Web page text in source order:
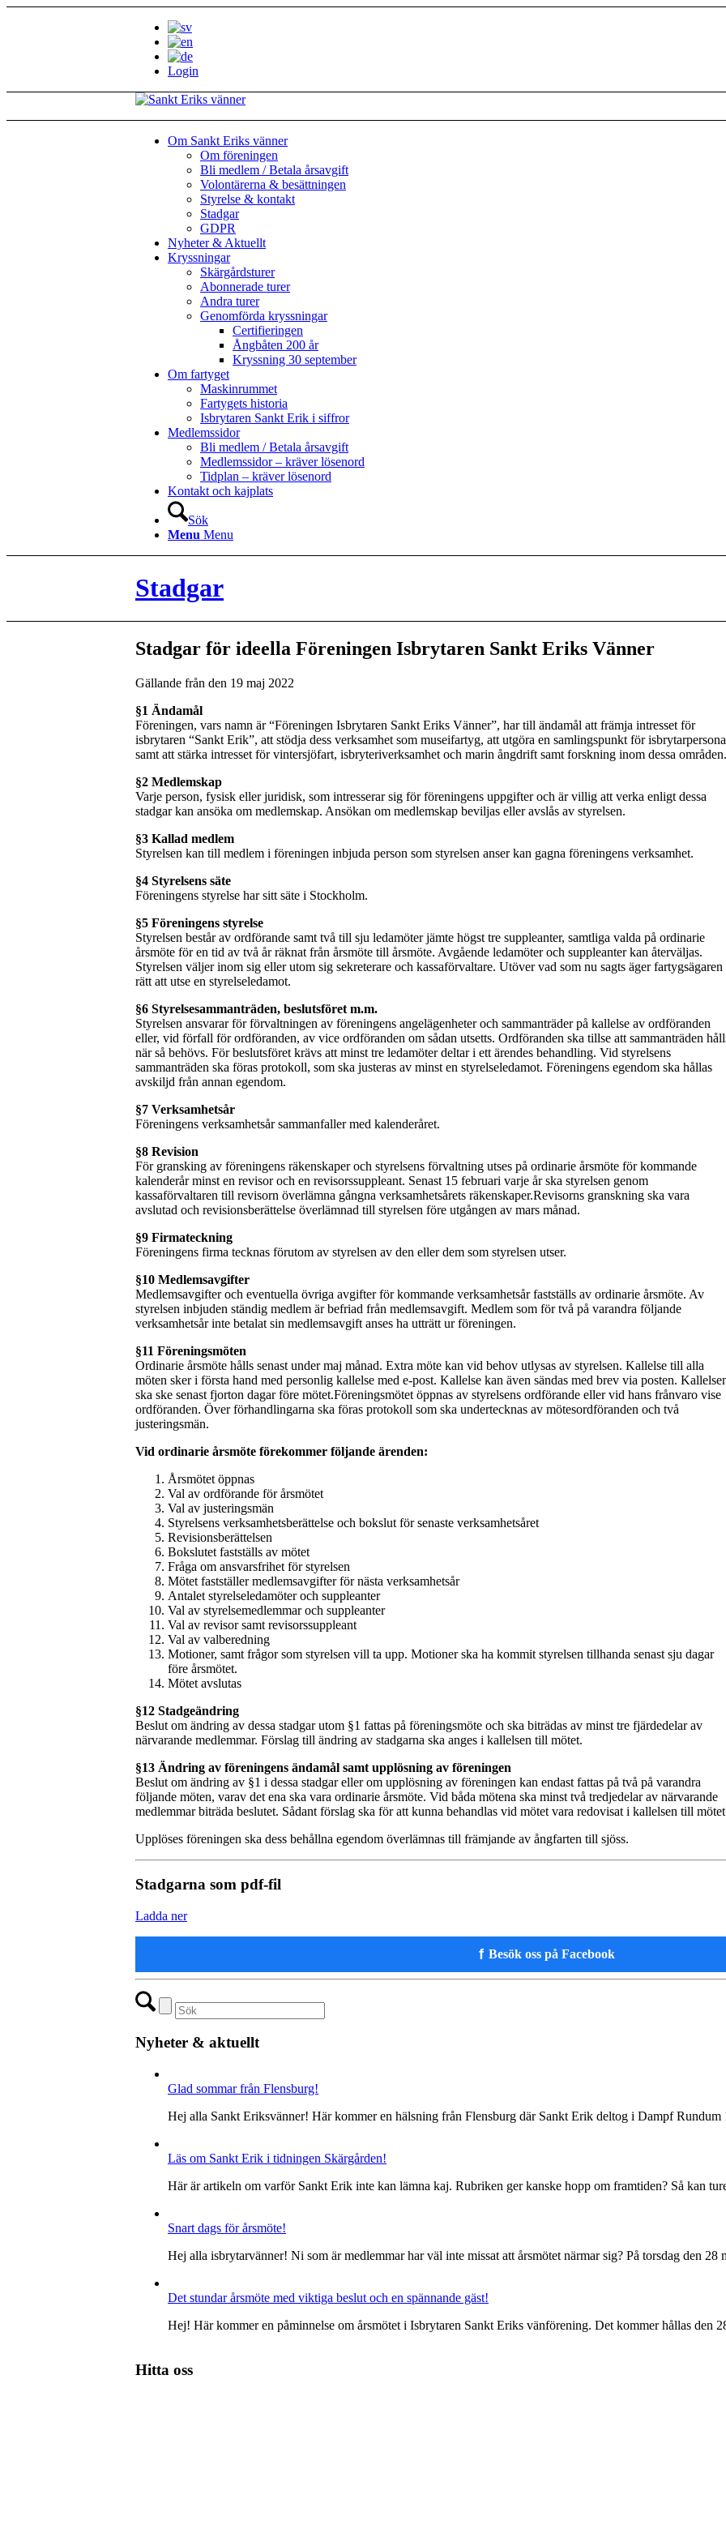
Login
Om Sankt Eriks vänner
Om föreningen
Bli medlem / Betala årsavgift
Volontärerna & besättningen
Styrelse & kontakt
Stadgar
GDPR
Nyheter & Aktuellt
Kryssningar
Skärgårdsturer
Abonnerade turer
Andra turer
Genomförda kryssningar
Certifieringen
Ångbåten 200 år
Kryssning 30 september
Om fartyget
Maskinrummet
Fartygets historia
Isbrytaren Sankt Erik i siffror
Medlemssidor
Bli medlem / Betala årsavgift
Medlemssidor – kräver lösenord
Tidplan – kräver lösenord
Kontakt och kajplats
Sök
Menu Menu
Stadgar
Stadgar för ideella Föreningen Isbrytaren Sankt Eriks Vänner
Gällande från den 19 maj 2022
§1 Ändamål
Föreningen, vars namn är “Föreningen Isbrytaren Sankt Eriks Vänner”, har till ändamål att främja intresset för
isbrytaren “Sankt Erik”, att stödja dess verksamhet som museifartyg, att utgöra en samlingspunkt för
samt att stärka intresset för vintersjöfart, isbryteriverksamhet och marin ångdrift samt forskning inom dessa områden.
§2 Medlemskap
Varje person, fysisk eller juridisk, som intresserar sig för föreningens uppgifter och är villig att verka enligt dessa
stadgar kan ansöka om medlemskap. Ansökan om medlemskap beviljas eller avslås av styrelsen.
§3 Kallad medlem
Styrelsen kan till medlem i föreningen inbjuda person som styrelsen anser kan gagna föreningens verksamhet.
§4 Styrelsens säte
Föreningens styrelse har sitt säte i Stockholm.
§5 Föreningens styrelse
Styrelsen består av ordförande samt två till sju ledamöter jämte högst tre suppleanter, samtliga valda på ordinarie
årsmöte för en tid av två år räknat från årsmöte till årsmöte. Avgående ledamöter och suppleanter kan återväljas.
Styrelsen väljer inom sig eller utom sig sekreterare och kassaförvaltare. Utöver vad som nu sagts äger fartygsägaren
rätt att utse en styrelseledamot.
§6 Styrelsesammanträden, beslutsföret m.m.
Styrelsen ansvarar för förvaltningen av föreningens angelägenheter och sammanträder på kallelse av ordföranden
eller, vid förfall för ordföranden, av vice ordföranden om sådan utsetts. Ordföranden ska tillse att sammanträden
när så behövs. För beslutsföret krävs att minst tre ledamöter deltar i ett ärendes behandling. Vid styrelsens
sammanträden ska föras protokoll, som ska justeras av minst en styrelseledamot. Föreningens egendom ska hållas
avskiljd från annan egendom.
§7 Verksamhetsår
Föreningens verksamhetsår sammanfaller med kalenderåret.
§8 Revision
För gransking av föreningens räkenskaper och styrelsens förvaltning utses på ordinarie årsmöte för kommande
kalenderår minst en revisor och en revisorssuppleant. Senast 15 februari varje år ska styrelsen genom
kassaförvaltaren till revisorn överlämna gångna verksamhetsårets räkenskaper.Revisorns granskning ska vara
avslutad och revisionsberättelse överlämnad till styrelsen före utgången av mars månad.
§9 Firmateckning
Föreningens firma tecknas förutom av styrelsen av den eller dem som styrelsen utser.
§10 Medlemsavgifter
Medlemsavgifter och eventuella övriga avgifter för kommande verksamhetsår fastställs av ordinarie årsmöte. Av
styrelsen inbjuden ständig medlem är befriad från medlemsavgift. Medlem som för två på varandra följande
verksamhetsår inte betalat sin medlemsavgift anses ha utträtt ur föreningen.
§11 Föreningsmöten
Ordinarie årsmöte hålls senast under maj månad. Extra möte kan vid behov utlysas av styrelsen. Kallelse till alla
möten sker i första hand med personlig kallelse med e-post. Kallelse kan även sändas med brev via posten.
ska ske senast fjorton dagar före mötet.Föreningsmötet öppnas av styrelsens ordförande eller vid hans frånvaro vise
ordföranden. Över förhandlingarna ska föras protokoll som ska undertecknas av mötesordföranden och två
justeringsmän.
Vid ordinarie årsmöte förekommer följande ärenden:
Årsmötet öppnas
Val av ordförande för årsmötet
Val av justeringsmän
Styrelsens verksamhetsberättelse och bokslut för senaste verksamhetsåret
Revisionsberättelsen
Bokslutet fastställs av mötet
Fråga om ansvarsfrihet för styrelsen
Mötet fastställer medlemsavgifter för nästa verksamhetsår
Antalet styrelseledamöter och suppleanter
Val av styrelsemedlemmar och suppleanter
Val av revisor samt revisorssuppleant
Val av valberedning
Motioner, samt frågor som styrelsen vill ta upp. Motioner ska ha kommit styrelsen tillhanda senast sju dagar
före årsmötet.
Mötet avslutas
§12 Stadgeändring
Beslut om ändring av dessa stadgar utom §1 fattas på föreningsmöte och ska biträdas av minst tre fjärdedelar av
närvarande medlemmar. Förslag till ändring av stadgarna ska anges i kallelsen till mötet.
§13 Ändring av föreningens ändamål samt upplösning av föreningen
Beslut om ändring av §1 i dessa stadgar eller om upplösning av föreningen kan endast fattas på två på varandra
följande möten, varav det ena ska vara ordinarie årsmöte. Vid båda mötena ska minst två tredjedelar av närvarande
medlemmar biträda beslutet. Sådant förslag ska för att kunna behandlas vid mötet vara redovisat i kallelsen till
Upplöses föreningen ska dess behållna egendom överlämnas till främjande av ångfarten till sjöss.
Stadgarna som pdf-fil
Ladda ner
f Besök oss på Facebook
Nyheter & aktuellt
Glad sommar från Flensburg!
Hej alla Sankt Eriksvänner! Här kommer en hälsning från Flensburg där Sankt Erik deltog i Dampf
Läs om Sankt Erik i tidningen Skärgården!
Här är artikeln om varför Sankt Erik inte kan lämna kaj. Rubriken ger kanske hopp om framtiden? Så kan
Snart dags för årsmöte!
Hej alla isbrytarvänner! Ni som är medlemmar har väl inte missat att årsmötet närmar sig? På torsdag den
Det stundar årsmöte med viktiga beslut och en spännande gäst!
Hej! Här kommer en påminnelse om årsmötet i Isbrytaren Sankt Eriks vänförening. Det kommer hållas den
Hitta oss